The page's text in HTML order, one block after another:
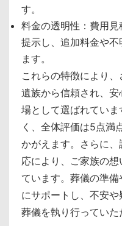
す。
料金の透明性：費用
提示し、追加料金や
ます。
これらの特徴により
遺族から信頼され、
場として選ばれてい
く、全体評価は5点満
かがえます。さらに
応により、ご家族の
ています。葬儀の準
にサポートし、不安
葬儀を執り行っていた